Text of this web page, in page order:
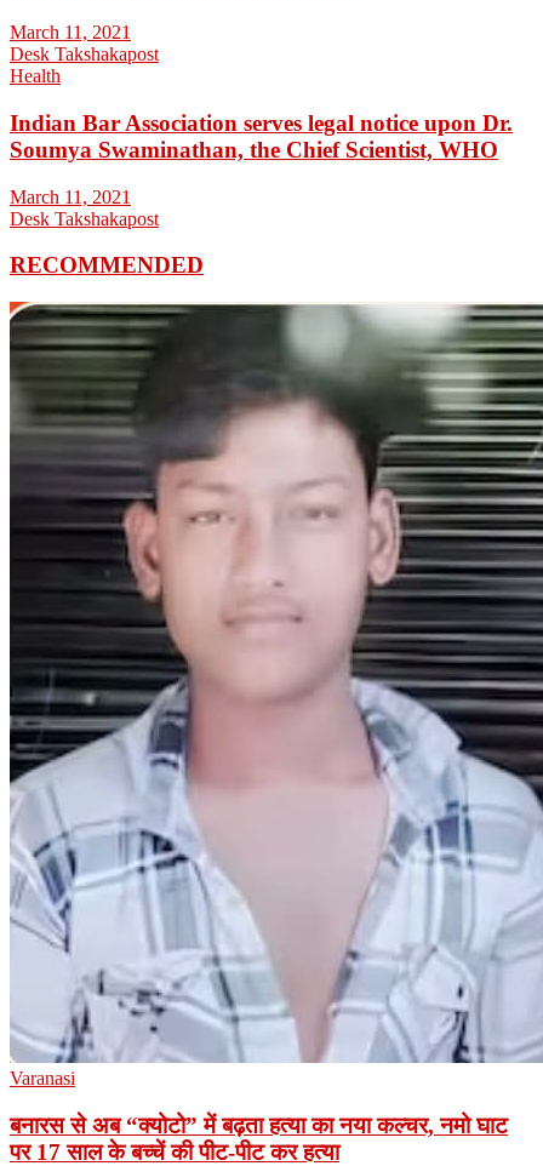
March 11, 2021
Desk Takshakapost
Health
Indian Bar Association serves legal notice upon Dr.
Soumya Swaminathan, the Chief Scientist, WHO
March 11, 2021
Desk Takshakapost
RECOMMENDED
Varanasi
बनारस से अब “क्योटो” में बढ़ता हत्या का नया कल्चर, नमो घाट
पर 17 साल के बच्चें की पीट-पीट कर हत्या